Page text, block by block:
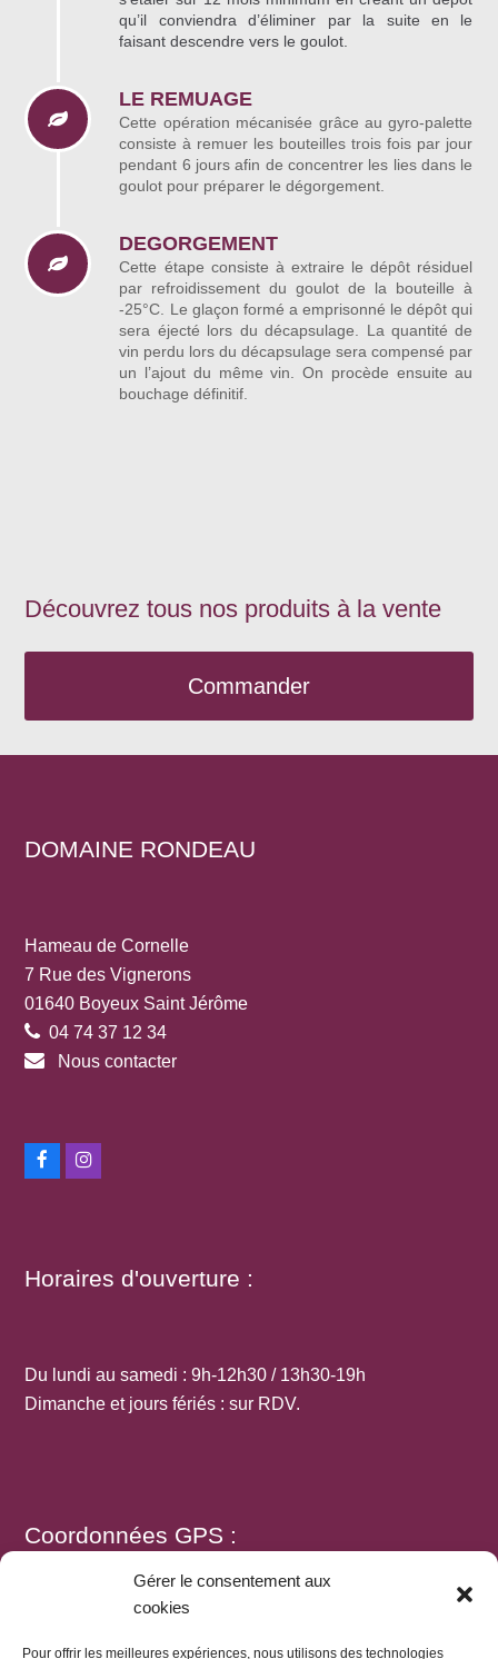
Gérer le consentement aux
cookies
Pour offrir les meilleures expériences, nous utilisons des technologies
qu’il conviendra d’éliminer par la suite en le
faisant descendre vers le goulot.
LE REMUAGE
Cette opération mécanisée grâce au gyro-palette
consiste à remuer les bouteilles trois fois par jour
pendant 6 jours afin de concentrer les lies dans le
goulot pour préparer le dégorgement.
DEGORGEMENT
Cette étape consiste à extraire le dépôt résiduel
par refroidissement du goulot de la bouteille à
-25°C. Le glaçon formé a emprisonné le dépôt qui
sera éjecté lors du décapsulage. La quantité de
vin perdu lors du décapsulage sera compensé par
un l’ajout du même vin. On procède ensuite au
bouchage définitif.
Découvrez tous nos produits à la vente
Commander
DOMAINE RONDEAU
Hameau de Cornelle
7 Rue des Vignerons
01640 Boyeux Saint Jérôme
04 74 37 12 34
Nous contacter
FacebookInstagram
Horaires d'ouverture :
Du lundi au samedi : 9h-12h30 / 13h30-19h
Dimanche et jours fériés : sur RDV.
Coordonnées GPS :